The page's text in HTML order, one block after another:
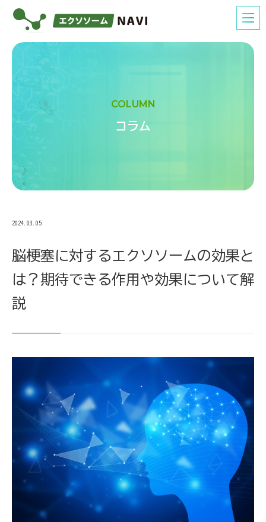
COLUMN
コラム
2024.03.05
脳梗塞に対するエクソソームの効果と
は？期待できる作用や効果について解
説